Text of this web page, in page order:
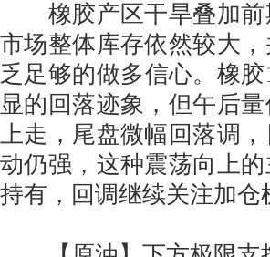
橡胶产区干旱叠加前
市场整体库存依然较大
乏足够的做多信心。橡
显的回落迹象，但午后
上走，尾盘微幅回落调
动仍强，这种震荡向上
持有，回调继续关注加仓